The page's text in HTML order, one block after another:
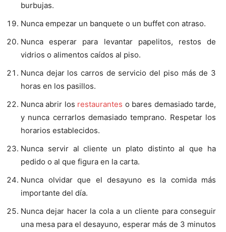
burbujas.
Nunca empezar un banquete o un buffet con atraso.
Nunca esperar para levantar papelitos, restos de
vidrios o alimentos caídos al piso.
Nunca dejar los carros de servicio del piso más de 3
horas en los pasillos.
Nunca abrir los restaurantes o bares demasiado tarde,
y nunca cerrarlos demasiado temprano. Respetar los
horarios establecidos.
Nunca servir al cliente un plato distinto al que ha
pedido o al que figura en la carta.
Nunca olvidar que el desayuno es la comida más
importante del día.
Nunca dejar hacer la cola a un cliente para conseguir
una mesa para el desayuno, esperar más de 3 minutos